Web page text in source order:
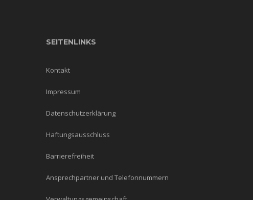
SEITENLINKS
Kontakt
Impressum
Datenschutzerklärung
Haftungsausschluss
Barrierefreiheit
Ansprechpartner und Telefonnummern